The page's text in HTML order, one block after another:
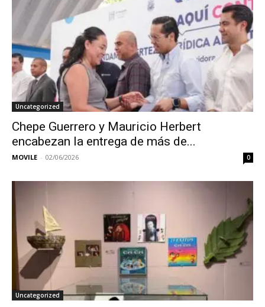
Uncategorized
Chepe Guerrero y Mauricio Herbert
encabezan la entrega de más de...
MOVILE - 02/06/2026 0
Uncategorized